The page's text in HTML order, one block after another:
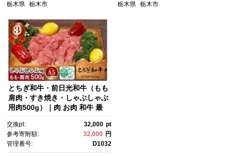
栃木県
栃木市
栃木県 栃木市
とちぎ和牛・前日光和牛（もも
肩肉・すき焼き・しゃぶしゃぶ
用肉500g）｜肉 お肉 和牛 最
しゃぶ
交換pt: 32,000 pt
参考寄附額:
32,000 円
管理番号:
D1032